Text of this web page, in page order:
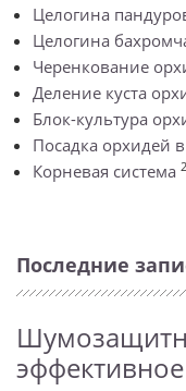
Целогина
Целогина
Черенкование
Деление куста
Блок-культура
Посадка орхидей
Корневая система 2
Последние